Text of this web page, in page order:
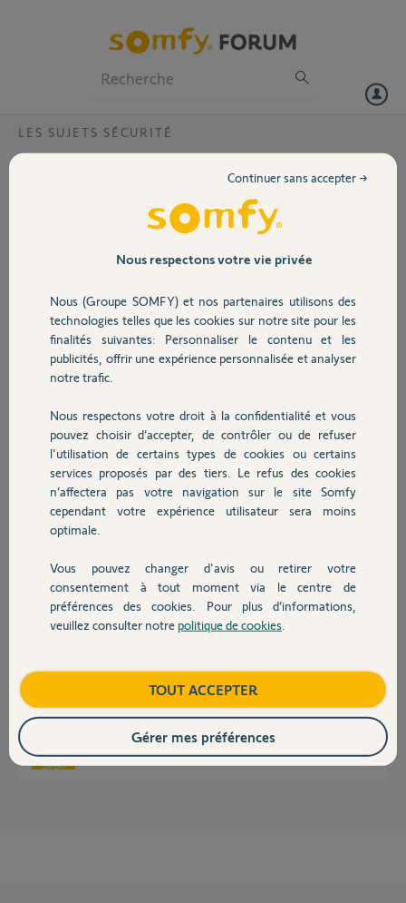
Volet
Sécurité
Domotique
Chauffage
Autres produits
Devis avec un pro
Contact
LES SUJETS SÉCURITÉ
Reinitialisation IP Protexiom.
Au secours, Suite changement
en permanence malgré essais
du site. Je ne dispose pas de clavier
LCD, donc acces PC impossible pour
parametrages....
Guillaume G.
il y a plus de 6 ans
Participer au fil de discussion
Réponses
Bonjour
Il faut vous connecter sur votre Freebox pour la trouver.
Bonne journée !
Nous respectons votre vie privée
Nous (Groupe SOMFY) et nos partenaires utilisons des
technologies telles que les cookies sur notre site pour les
finalités suivantes: Personnaliser le contenu et les
publicités, offrir une expérience personnalisée et analyser
notre trafic.
Nous respectons votre droit à la confidentialité et vous
pouvez choisir d’accepter, de contrôler ou de refuser
l'utilisation de certains types de cookies ou certains
services proposés par des tiers. Le refus des cookies
n’affectera pas votre navigation sur le site Somfy
cependant votre expérience utilisateur sera moins
optimale.
Vous pouvez changer d'avis ou retirer votre
consentement à tout moment via le centre de
préférences des cookies. Pour plus d’informations,
veuillez consulter notre politique de cookies
Continuer sans accepter →
TOUT ACCEPTER
Gérer mes préférences